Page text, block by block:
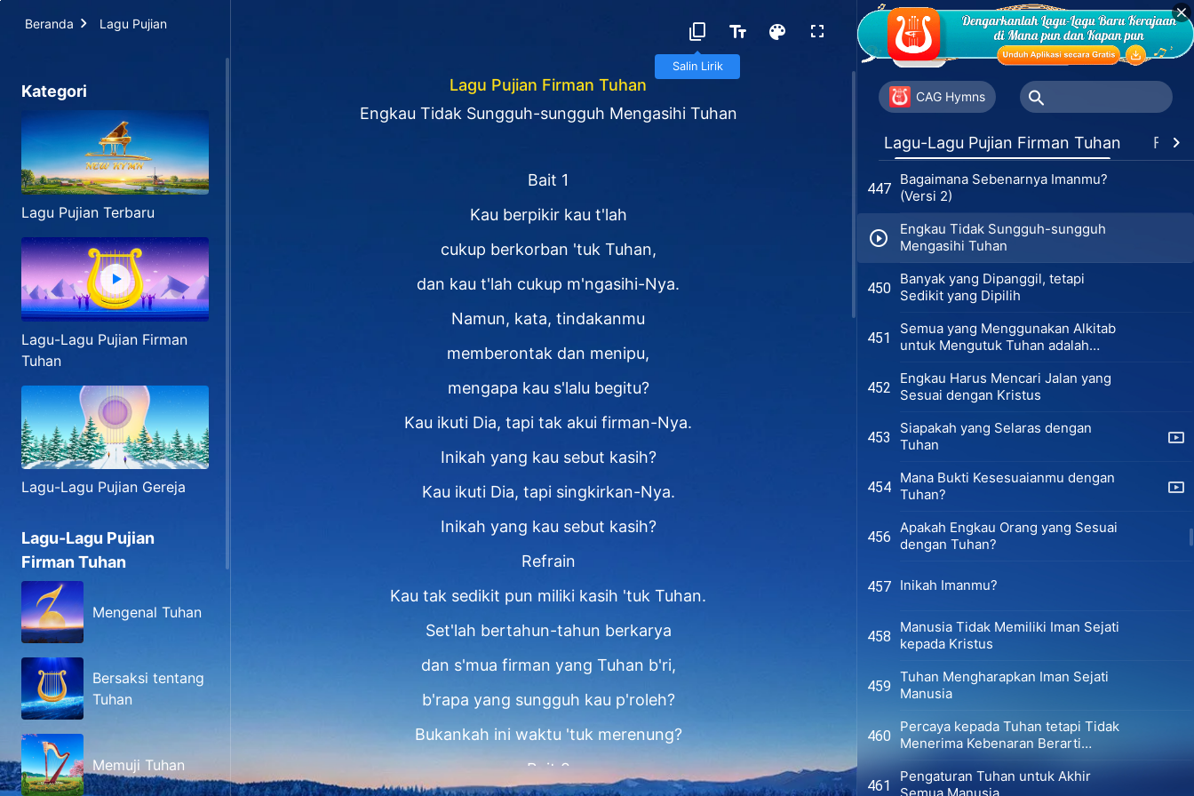
Beranda Lagu Pujian
Salin Lirik
Kategori
Lagu Pujian Terbaru
Lagu-Lagu Pujian Firman
Tuhan
Lagu-Lagu Pujian Gereja
Lagu-Lagu Pujian
Firman Tuhan
Mengenal Tuhan
Bersaksi tentang
Tuhan
Memuji Tuhan
Lagu Pujian Firman Tuhan
Engkau Tidak Sungguh-sungguh Mengasihi Tuhan
Bait 1
Kau berpikir kau t'lah
cukup berkorban 'tuk Tuhan,
dan kau t'lah cukup m'ngasihi-Nya.
Namun, kata, tindakanmu
memberontak dan menipu,
mengapa kau s'lalu begitu?
Kau ikuti Dia, tapi tak akui firman-Nya.
Inikah yang kau sebut kasih?
Kau ikuti Dia, tapi singkirkan-Nya.
Inikah yang kau sebut kasih?
Refrain
Kau tak sedikit pun miliki kasih 'tuk Tuhan.
Set'lah bertahun-tahun berkarya
dan s'mua firman yang Tuhan b'ri,
b'rapa yang sungguh kau p'roleh?
Bukankah ini waktu 'tuk merenung?
Bait 2
CAG Hymns
Lagu-Lagu Pujian Firman Tuhan
442
Mereka yang Menolak Kristus Akhir
Zaman Akan Dihukum Selamanya
443
Mereka yang Tidak Menerima
Kristus Akhir Zaman adalah
Penghujat Roh Kudus
447
(Versi 1)
447
Bagaimana Sebenarnya Imanmu?
(Versi 2)
Engkau Tidak Sungguh-sungguh
Mengasihi Tuhan
450
Banyak yang Dipanggil, tetapi
Sedikit yang Dipilih
451
Semua yang Menggunakan Alkitab
untuk Mengutuk Tuhan adalah
452
Engkau Harus Mencari Jalan yang
Sesuai dengan Kristus
453
Siapakah yang Selaras dengan
Tuhan
454
Mana Bukti Kesesuaianmu dengan
Tuhan?
456
Apakah Engkau Orang yang Sesuai
dengan Tuhan?
457 Inikah Imanmu?
458
Manusia Tidak Memiliki Iman Sejati
kepada Kristus
459
Tuhan Mengharapkan Iman Sejati
Manusia
460
Percaya kepada Tuhan tetapi Tidak
Menerima Kebenaran Berarti
Orang Percaya
461
Pengaturan Tuhan untuk Akhir